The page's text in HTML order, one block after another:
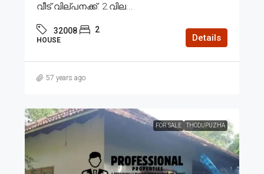
വീട് വില്പനക്ക്. 2.വില...
32008 2
HOUSE Details
57 years ago
FOR SALE THODUPUZHA